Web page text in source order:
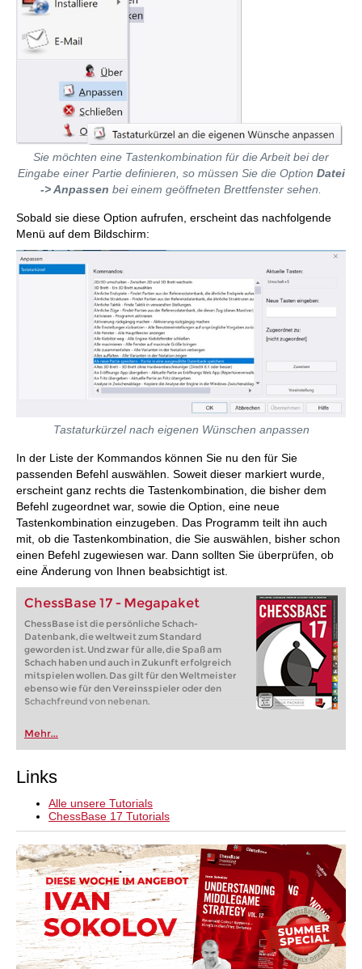
Sie möchten eine Tastenkombination für die Arbeit bei der
Eingabe einer Partie definieren, so müssen Sie die Option Datei
-> Anpassen bei einem geöffneten Brettfenster sehen.
Sobald sie diese Option aufrufen, erscheint das nachfolgende
Menü auf dem Bildschirm:
Tastaturkürzel nach eigenen Wünschen anpassen
In der Liste der Kommandos können Sie nu den für Sie
passenden Befehl auswählen. Soweit dieser markiert wurde,
erscheint ganz rechts die Tastenkombination, die bisher dem
Befehl zugeordnet war, sowie die Option, eine neue
Tastenkombination einzugeben. Das Programm teilt ihn auch
mit, ob die Tastenkombination, die Sie auswählen, bisher schon
einen Befehl zugewiesen war. Dann sollten Sie überprüfen, ob
eine Änderung von Ihnen beabsichtigt ist.
ChessBase 17 - Megapaket
ChessBase ist die persönliche Schach-
Datenbank, die weltweit zum Standard
geworden ist. Und zwar für alle, die Spaß am
Schach haben und auch in Zukunft erfolgreich
mitspielen wollen. Das gilt für den Weltmeister
ebenso wie für den Vereinsspieler oder den
Schachfreund von nebenan.
Mehr...
Links
Alle unsere Tutorials
ChessBase 17 Tutorials